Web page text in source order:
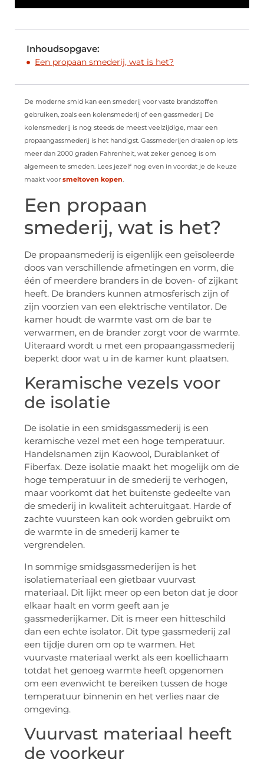
Inhoudsopgave:
Een propaan smederij, wat is het?
De moderne smid kan een smederij voor vaste brandstoffen
gebruiken, zoals een kolensmederij of een gassmederij De
kolensmederij is nog steeds de meest veelzijdige, maar een
propaangassmederij is het handigst. Gassmederijen draaien op iets
meer dan 2000 graden Fahrenheit, wat zeker genoeg is om
algemeen te smeden. Lees jezelf nog even in voordat je de keuze
maakt voor smeltoven kopen.
Een propaan
smederij, wat is het?
De propaansmederij is eigenlijk een geïsoleerde
doos van verschillende afmetingen en vorm, die
één of meerdere branders in de boven- of zijkant
heeft. De branders kunnen atmosferisch zijn of
zijn voorzien van een elektrische ventilator. De
kamer houdt de warmte vast om de bar te
verwarmen, en de brander zorgt voor de warmte.
Uiteraard wordt u met een propaangassmederij
beperkt door wat u in de kamer kunt plaatsen.
Keramische vezels voor
de isolatie
De isolatie in een smidsgassmederij is een
keramische vezel met een hoge temperatuur.
Handelsnamen zijn Kaowool, Durablanket of
Fiberfax. Deze isolatie maakt het mogelijk om de
hoge temperatuur in de smederij te verhogen,
maar voorkomt dat het buitenste gedeelte van
de smederij in kwaliteit achteruitgaat. Harde of
zachte vuursteen kan ook worden gebruikt om
de warmte in de smederij kamer te
vergrendelen.
In sommige smidsgassmederijen is het
isolatiemateriaal een gietbaar vuurvast
materiaal. Dit lijkt meer op een beton dat je door
elkaar haalt en vorm geeft aan je
gassmederijkamer. Dit is meer een hitteschild
dan een echte isolator. Dit type gassmederij zal
een tijdje duren om op te warmen. Het
vuurvaste materiaal werkt als een koellichaam
totdat het genoeg warmte heeft opgenomen
om een evenwicht te bereiken tussen de hoge
temperatuur binnenin en het verlies naar de
omgeving.
Vuurvast materiaal heeft
de voorkeur